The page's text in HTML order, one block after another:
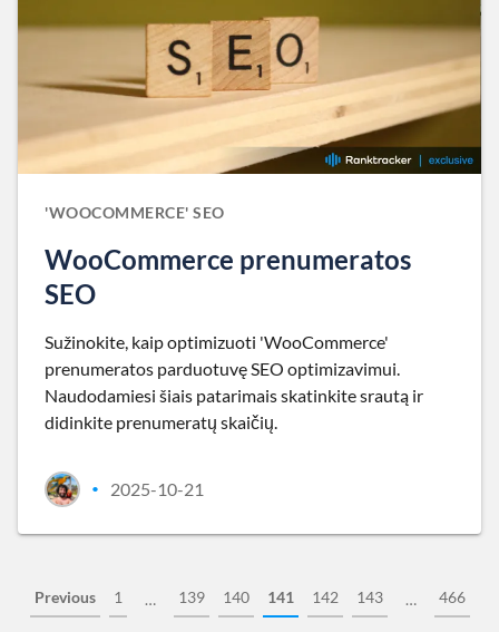
'WOOCOMMERCE' SEO
WooCommerce prenumeratos
SEO
Sužinokite, kaip optimizuoti 'WooCommerce'
prenumeratos parduotuvę SEO optimizavimui.
Naudodamiesi šiais patarimais skatinkite srautą ir
didinkite prenumeratų skaičių.
• 2025-10-21
Previous 1 … 139 140 141 142 143 … 466